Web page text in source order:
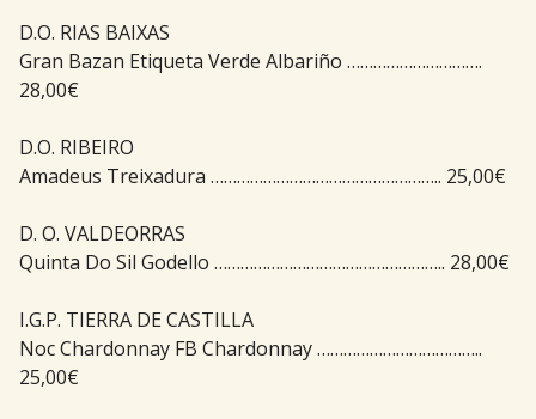
D.O. RIAS BAIXAS
Gran Bazan Etiqueta Verde Albariño ………………………….
28,00€
D.O. RIBEIRO
Amadeus Treixadura …………………………………………….. 25,00€
D. O. VALDEORRAS
Quinta Do Sil Godello …………………………………………….. 28,00€
I.G.P. TIERRA DE CASTILLA
Noc Chardonnay FB Chardonnay ………………………………..
25,00€